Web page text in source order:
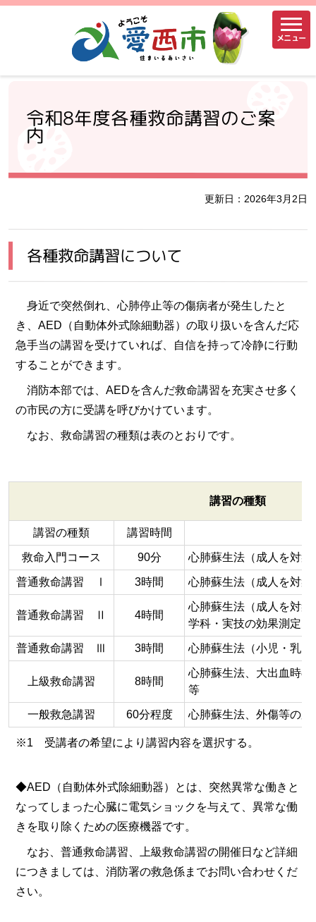
メニュー
令和8年度各種救命講習のご案
内
更新日：2026年3月2日
各種救命講習について
身近で突然倒れ、心肺停止等の傷病者が発生したと
き、AED（自動体外式除細動器）の取り扱いを含んだ応
急手当の講習を受けていれば、自信を持って冷静に行動
することができます。
消防本部では、AEDを含んだ救命講習を充実させ多く
の市民の方に受講を呼びかけています。
なお、救命講習の種類は表のとおりです。
講習の種類
講習の種類 講習時間
救命入門コース 90分 心肺蘇生法（成人を対象
普通救命講習 Ⅰ 3時間 心肺蘇生法（成人を対
普通救命講習 Ⅱ 4時間
心肺蘇生法（成人を対
学科・実技の効果測定あ
普通救命講習 Ⅲ 3時間 心肺蘇生法（小児・乳
上級救命講習 8時間
心肺蘇生法、大出血時
等
一般救急講習 60分程度 心肺蘇生法、外傷等の
※1 受講者の希望により講習内容を選択する。
◆AED（自動体外式除細動器）とは、突然異常な働きと
なってしまった心臓に電気ショックを与えて、異常な働
きを取り除くための医療機器です。
なお、普通救命講習、上級救命講習の開催日など詳細
につきましては、消防署の救急係までお問い合わせくだ
さい。